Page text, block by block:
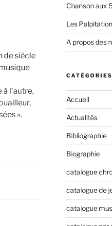
de siècle
l’autre,
».
Chanson aux
Les
A propos des
CATÉGORIES
Accueil
Actualités
Bibliographie
Biographie
catalogue
catalogue de
catalogue